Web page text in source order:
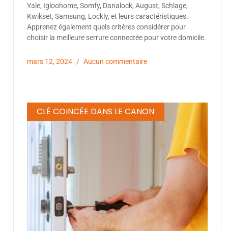
Yale, Igloohome, Somfy, Danalock, August, Schlage,
Kwikset, Samsung, Lockly, et leurs caractéristiques.
Apprenez également quels critères considérer pour
choisir la meilleure serrure connectée pour votre domicile.
mars 12, 2024 Aucun commentaire
CLÉ COINCÉE DANS LE CANON